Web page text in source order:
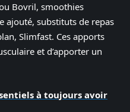
Bovril, smoothies
ajouté, substituts de repas
Slimfast. Ces apports
et d’apporter un
à toujours avoir